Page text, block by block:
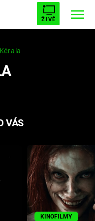
ŽIVĚ
UPÍRŮ
5
Kérala
VÁS
KINOFILMY